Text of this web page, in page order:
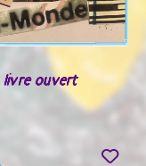
livre ouvert